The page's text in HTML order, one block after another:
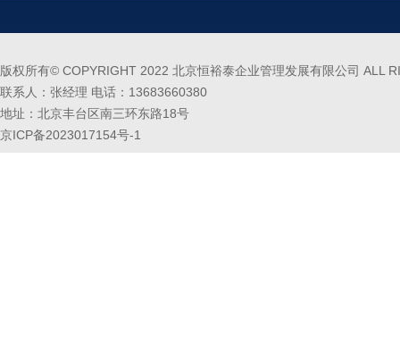
版权所有© COPYRIGHT 2022 北京恒裕泰企业管理发展有限公司 ALL
联系人：张经理 电话：13683660380
地址：北京丰台区南三环东路18号
京ICP备2023017154号-1